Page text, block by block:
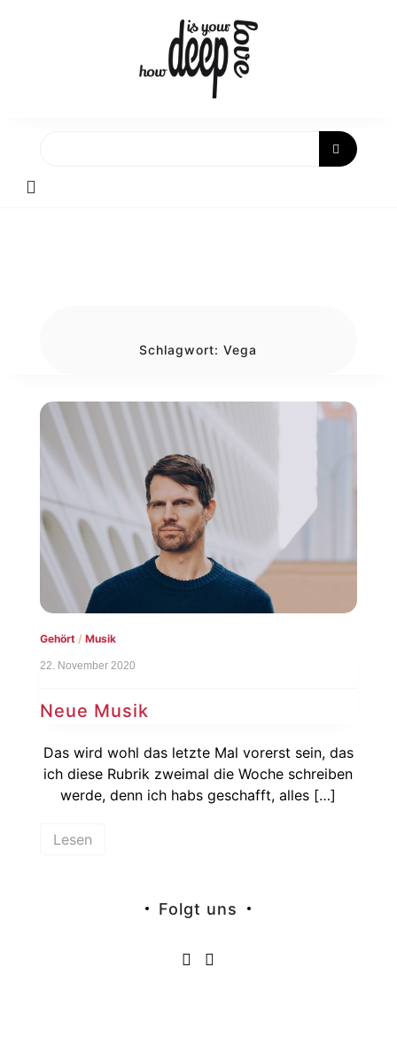
Schlagwort:Vega
Gehört/ Musik
22. November 2020
Neue Musik
Das wird wohl das letzte Mal vorerst sein, das
ich diese Rubrik zweimal die Woche schreiben
werde, denn ich habs geschafft, alles […]
Lesen
Folgt uns